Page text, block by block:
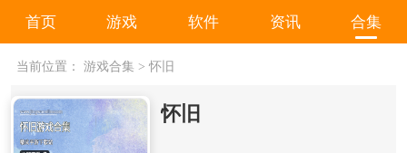
首页 游戏 软件 资讯 合集
当前位置： 游戏合集 > 怀旧
怀旧